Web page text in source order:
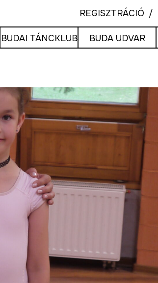
REGISZTRÁCIÓ
BUDAI TÁNCKLUB BUDA UDVAR